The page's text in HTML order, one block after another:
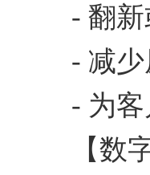
- 翻
- 减
- 为
【数